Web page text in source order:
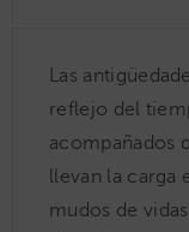
Las
reflejo del
acompañados
llevan la carga
mudos de